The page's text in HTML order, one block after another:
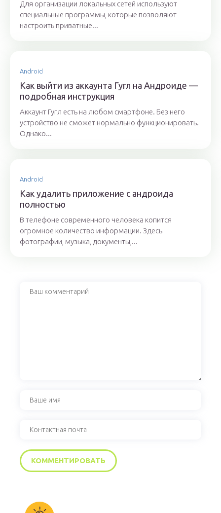
Для организации локальных сетей используют
специальные программы, которые позволяют
настроить приватные...
Android
Как выйти из аккаунта Гугл на Андроиде —
подробная инструкция
Аккаунт Гугл есть на любом смартфоне. Без него
устройство не сможет нормально функционировать.
Однако...
Android
Как удалить приложение с андроида
полностью
В телефоне современного человека копится
огромное количество информации. Здесь
фотографии, музыка, документы,...